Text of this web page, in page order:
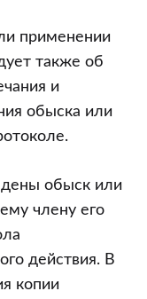
применении
также об
и
обыска или
обыск или
члену его
действия. В
копии